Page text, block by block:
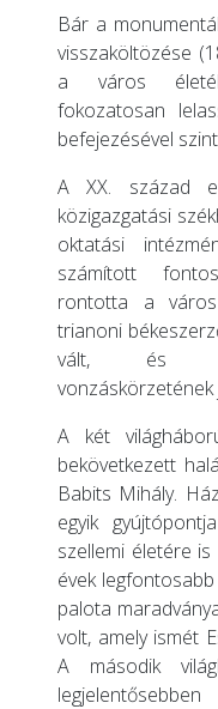
Bár a
visszaköltözése
a város
fokozatosan
befejezésével
A XX. század
közigazgatási
oktatási
számított
rontotta a
trianoni
vált, és
A két
bekövetkezett
Babits Mihály.
egyik
szellemi életére
évek
palota
volt, amely ismét
A második